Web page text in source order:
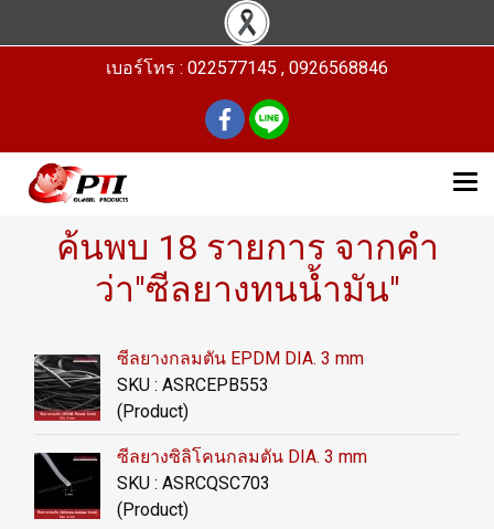
เบอร์โทร : 022577145 , 0926568846
ค้นพบ 18 รายการ จากคำ
ว่า"ซีลยางทนน้ำมัน"
ซีลยางกลมตัน EPDM DIA. 3 mm
SKU : ASRCEPB553
(Product)
ซีลยางซิลิโคนกลมตัน DIA. 3 mm
SKU : ASRCQSC703
(Product)